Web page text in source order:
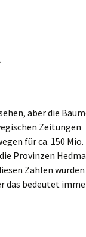
aber die
Zeitungen
für ca. 150 Mio.
Provinzen
Zahlen
das bedeutet